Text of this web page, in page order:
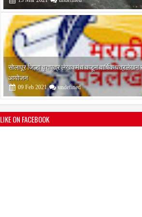
09 Feb 2021 undefined
श्री मल्लिकार्जुन प्रशालेकडून उमाकांत गाढवे यांचा सत्कार
25 Mar 2021 undefined
LIKE ON FACEBOOK